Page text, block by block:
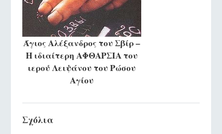
Άγιος Αλέξανδρος του Σβίρ –
Η ιδιαίτερη ΑΦΘΑΡΣΙΑ του
ιερού Λειψάνου του Ρώσου
Αγίου
Σχόλια